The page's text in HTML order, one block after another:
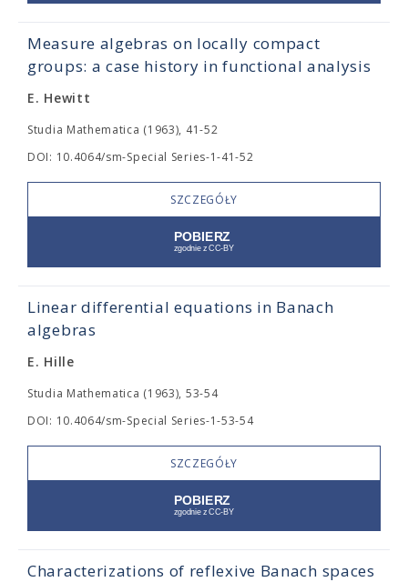
Measure algebras on locally compact
groups: a case history in functional analysis
E. Hewitt
Studia Mathematica (1963), 41-52
DOI: 10.4064/sm-Special Series-1-41-52
SZCZEGÓŁY
Linear differential equations in Banach
algebras
E. Hille
Studia Mathematica (1963), 53-54
DOI: 10.4064/sm-Special Series-1-53-54
SZCZEGÓŁY
Characterizations of reflexive Banach spaces